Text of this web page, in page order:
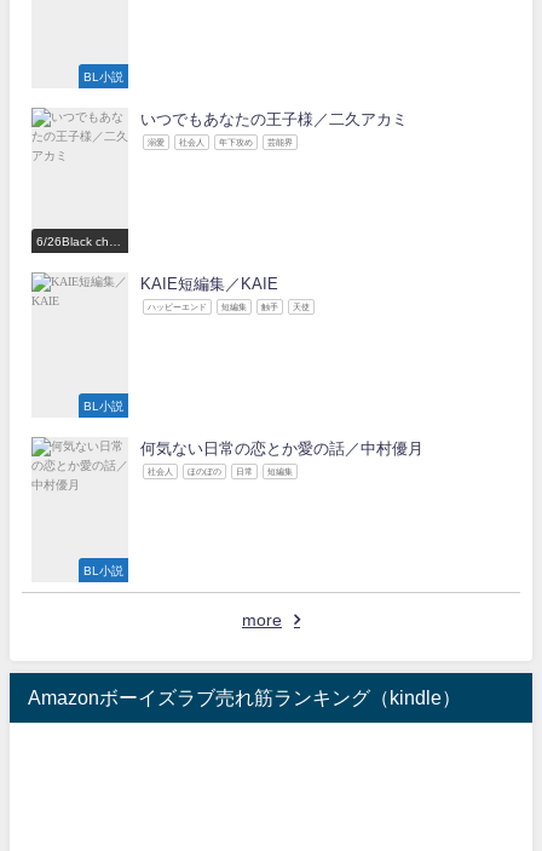
BL小説
6/26Black choc
加作家
いつでもあなたの王子様／二久アカミ
溺愛 社会人 年下攻め 芸能界
BL小説
KAIE短編集／KAIE
ハッピーエンド 短編集 触手 天使
BL小説
何気ない日常の恋とか愛の話／中村優月
社会人 ほのぼの 日常 短編集
more
Amazonボーイズラブ売れ筋ランキング（kindle）